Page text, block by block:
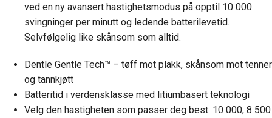
ved en ny avansert hastighetsmodus på opptil 10 000
svingninger per minutt og ledende batterilevetid.
Selvfølgelig like skånsom som alltid.
Dentle Gentle Tech™ – tøff mot plakk, skånsom mot tenner
og tannkjøtt
Batteritid i verdensklasse med litiumbasert teknologi
Velg den hastigheten som passer deg best: 10 000, 8 500